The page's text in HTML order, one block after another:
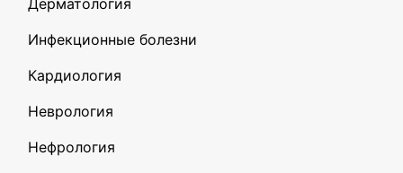
Дерматология
Инфекционные болезни
Кардиология
Неврология
Нефрология